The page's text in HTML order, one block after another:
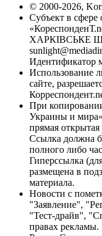
© 2000-2026,
Субъект в
ХАРКІВСЬКЕ
Идентификатор
Использование
сайте,
При
Украины и
прямая
Ссылка должна
полного либо
Гиперссылка
размещена в
материала.
Новости с
"Заявление",
"Тест-драйв",
правах рекламы.